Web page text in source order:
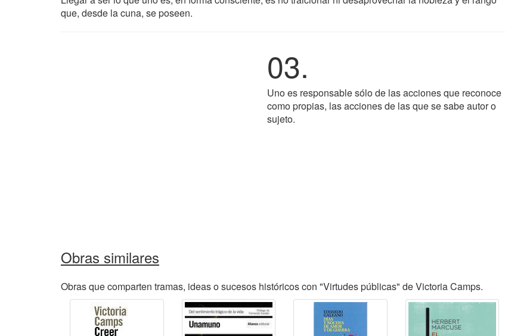
que, desde la cuna, se poseen.
03.
Uno es responsable sólo de las acciones que reconoce
como propias, las acciones de las que se sabe autor o
sujeto.
Obras similares
Obras que comparten tramas, ideas o sucesos históricos con "Virtudes públicas" de Victoria Camps.